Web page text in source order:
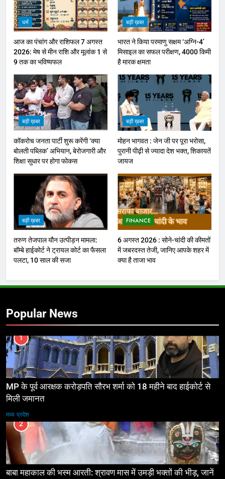
धर्म
आज का पंचांग और राशिफल 7 अगस्त
2026: मेष से मीन राशि और मूलांक 1 से
9 तक का भविष्यफल
बड़ी ख़बर
भारत ने किया परमाणु सक्षम ‘अग्नि-4’
मिसाइल का सफल परीक्षण, 4000 किमी
है मारक क्षमता
बड़ी ख़बर
कॉकरोच जनता पार्टी शुरू करेंगी ‘क्या
बोलती पब्लिक’ अभियान, बेरोजगारी और
शिक्षा सुधार पर होगा फोकस
बड़ी ख़बर
मोहन भागवत : जेन जी पर पूरा भरोसा,
पुरानी पीढ़ी से ज्यादा देश भक्त, शिकायतें
जायज
बड़ी ख़बर
तरुण तेजपाल यौन उत्पीड़न मामला:
बॉम्बे हाईकोर्ट ने ट्रायल कोर्ट का फैसला
पलटा, 10 साल की सजा
FINANCE
6 अगस्त 2026 : सोने-चांदी की कीमतों
में जबरदस्त तेजी, जानिए आपके शहर में
क्या है ताजा भाव
Popular News
1
MP के पूर्व आरक्षक करोड़पति सौरभ शर्मा को 18 महीने बाद हाईकोर्ट से
मिली जमानत
मध्य प्रदेश
2
बाबा महाकाल की भस्म आरती: श्रावण मास में उमड़ी भक्तों की भीड़, जानें